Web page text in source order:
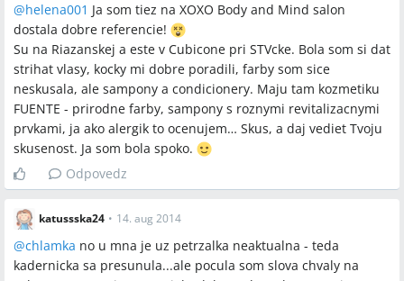
@helena001 Ja som tiez na XOXO Body and Mind salon
dostala dobre referencie!
Su na Riazanskej a este v Cubicone pri STVcke. Bola som si dat
strihat vlasy, kocky mi dobre poradili, farby som sice
neskusala, ale sampony a condicionery. Maju tam kozmetiku
FUENTE - prirodne farby, sampony s roznymi revitalizacnymi
prvkami, ja ako alergik to ocenujem… Skus, a daj vediet Tvoju
skusenost. Ja som bola spoko.
Odpovedz
katussska24 • 14. aug 2014
@chlamka no u mna je uz petrzalka neaktualna - teda
kadernicka sa presunula...ale pocula som slova chvaly na